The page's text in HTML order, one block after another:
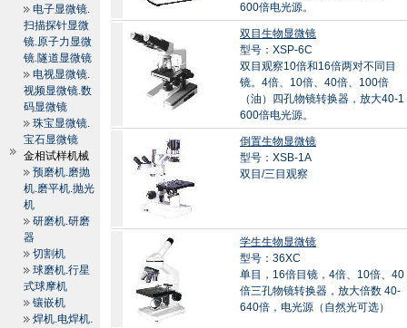
电子显微镜.
扫描探针显微
镜.原子力显微
镜.隧道显微镜
电视显微镜.
视频显微镜.数
码显微镜
珠宝显微镜.
宝石显微镜
金相试样机械
预磨机.磨抛
机.磨平机.抛光
机
研磨机.研磨
器
切割机
球磨机.行星
式球摩机
镶嵌机
焊机.电焊机.
600倍电光源。
双目生物显微镜
型号：XSP-6C
双目观察10倍和16倍两对不同目
镜。4倍、10倍、40倍、100倍
（油）四孔物镜转换器，放大40-1
600倍电光源。
倒置生物显微镜
型号：XSB-1A
双目/三目观察
学生生物显微镜
型号：36XC
单目，16倍目镜，4倍、10倍、40
倍三孔物镜转换器，放大倍数 40-
640倍，电光源（自然光可选）